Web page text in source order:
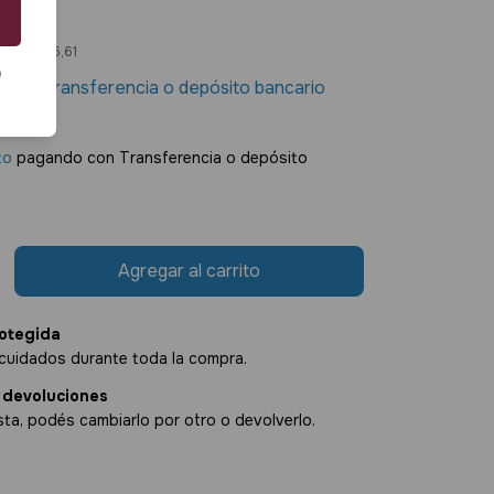
$11.406,61
Transferencia o depósito bancario
pagando con Transferencia o depósito
durante toda la compra.
podés cambiarlo por otro o devolverlo.